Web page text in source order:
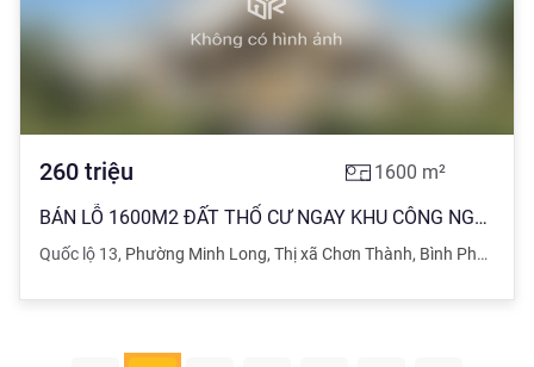
260 triệu 1600 m²
BÁN LỖ 1600M2 ĐẤT THỔ CƯ NGAY KHU CÔNG NGHIỆP SÁT CHỢ TIỆN BUÔN BÁN. GIÁ 260TR
Quốc lộ 13, Phường Minh Long, Thị xã Chơn Thành, Bình Phước